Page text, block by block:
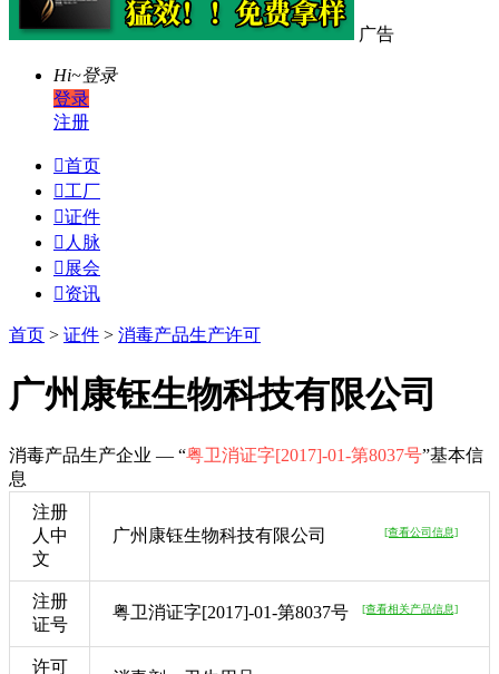
广告
Hi~登录
登录
注册
首页
工厂
证件
 人脉
 展会
资讯
首页 > 证件 > 消毒产品生产许可
广州康钰生物科技有限公司
消毒产品生产企业 — “粤卫消证字[2017]-01-第8037号”基本信
息
注册
人中
文
广州康钰生物科技有限公司 [查看公司信息]
注册
证号
粤卫消证字[2017]-01-第8037号 [查看相关产品信息]
许可